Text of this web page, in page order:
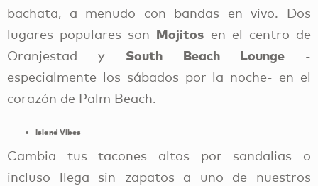
bachata, a menudo con bandas en vivo. Dos
lugares populares son Mojitos en el centro de
Oranjestad y South Beach Lounge-
especialmente los sábados por la noche- en el
corazón de Palm Beach.
Island Vibes
Cambia tus tacones altos por sandalias o
incluso llega sin zapatos a uno de nuestros